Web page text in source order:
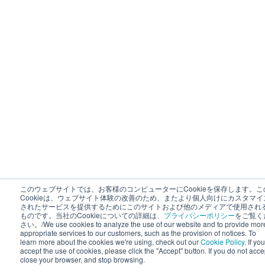
このウェブサイトでは、お客様のコンピューターにCookieを保存します。こ
Cookieは、ウェブサイト体験の改善のため、またより個人向けにカスタマイ
されたサービスを提供するためにこのサイトおよび他のメディアで使用され
ものです。当社のCookieについての詳細は、 プライバシーポリシーをご覧く
さい。/We use cookies to analyze the use of our website and to provide
appropriate services to our customers, such as the provision of notices. To
learn more about the cookies we're using, check out ourCookie Policy. If you
accept the use of cookies, please click the "Accept" button. If you do not
close your browser, and stop browsing.